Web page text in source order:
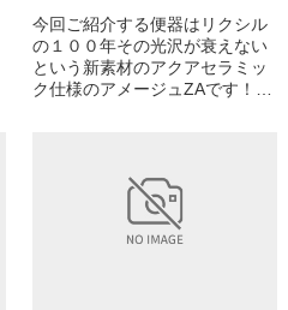
今回ご紹介する便器はリクシル
の１００年その光沢が衰えない
という新素材のアクアセラミッ
ク仕様のアメージュZAです！頑
パックでのフローリングは選べ
るカラーは全８種類！お好きな
カラーをお選びいただきます。
下地材に国産材を使用したこだ